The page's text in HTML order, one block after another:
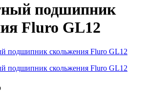
подшипник
Fluro GL12